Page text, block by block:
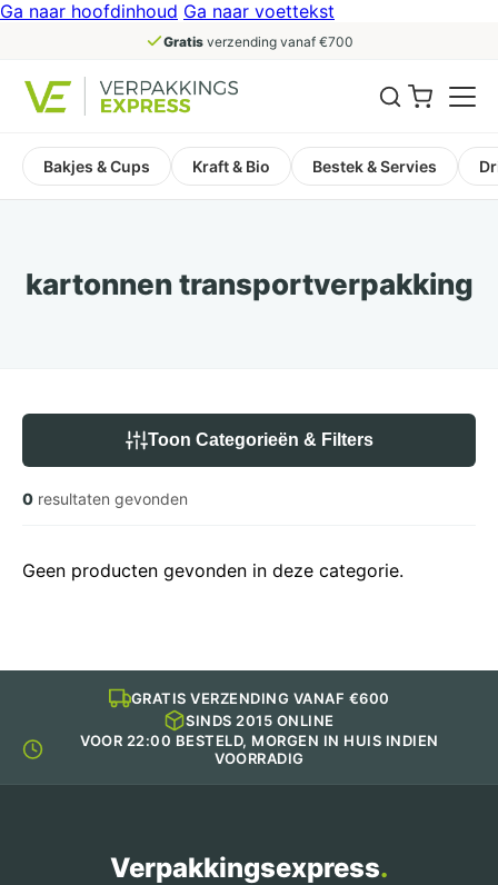
Ga naar hoofdinhoud Ga naar voettekst
Gratisverzending vanaf €700
Bakjes & Cups Kraft & Bio Bestek & Servies
kartonnen transportverpakking
Toon Categorieën & Filters
0 resultaten gevonden
Geen producten gevonden in deze categorie.
GRATIS VERZENDING VANAF €600
SINDS 2015 ONLINE
VOOR 22:00 BESTELD, MORGEN IN HUIS INDIEN
VOORRADIG
Verpakkingsexpress.